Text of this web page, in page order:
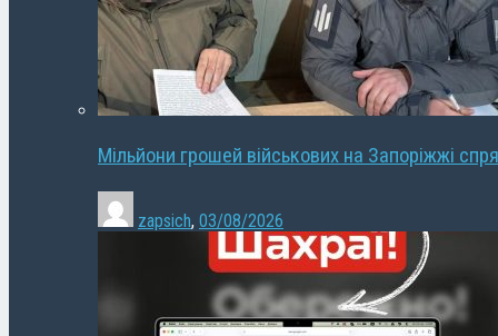
Мільйони грошей військових на Запоріжжі
zapsich, 03/08/2026